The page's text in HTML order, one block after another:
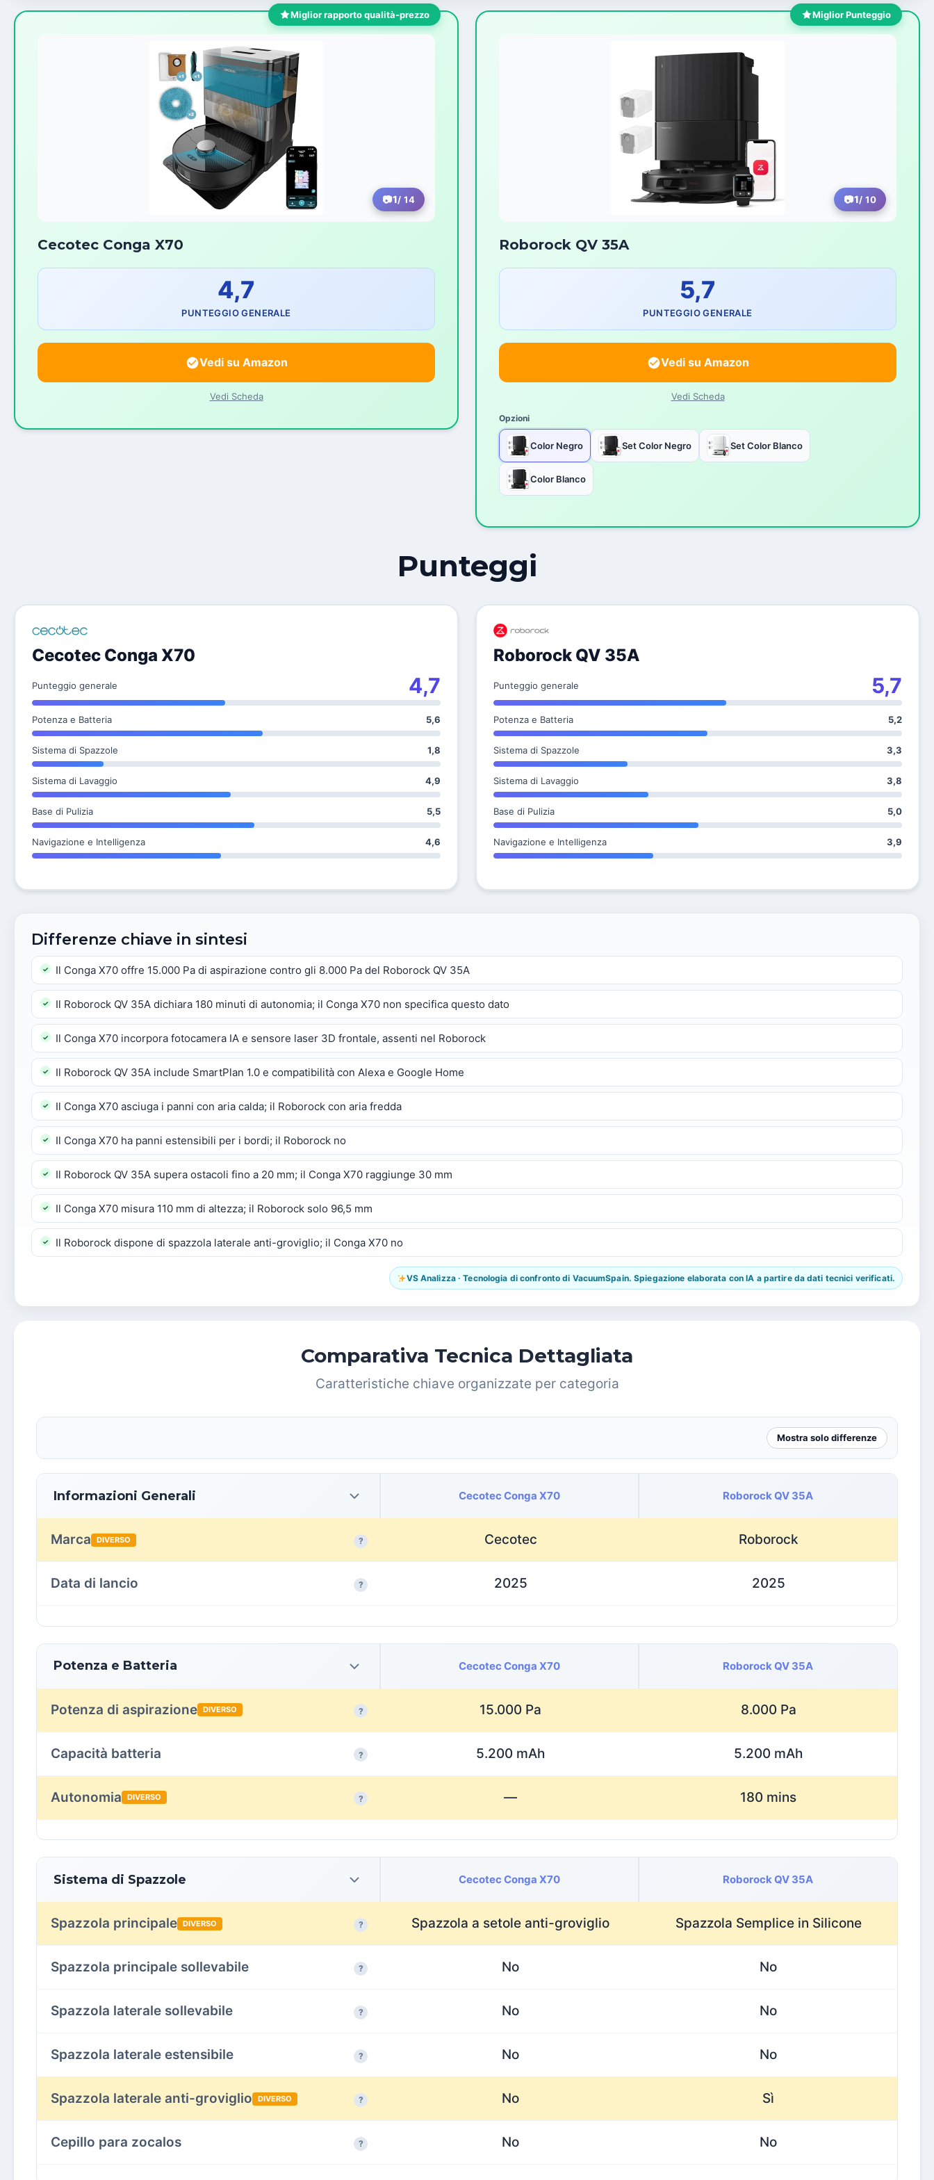
Miglior rapporto qualità-prezzo
1/ 14
Cecotec Conga X70
4,7
PUNTEGGIO GENERALE
Vedi su Amazon
Vedi Scheda
Miglior Punteggio
1/ 10
Roborock QV 35A
5,7
PUNTEGGIO GENERALE
Vedi su Amazon
Vedi Scheda
Opzioni
Color Negro Set Color Negro Set Color Blanco
Color Blanco
Punteggi
Cecotec Conga X70
Punteggio generale 4,7
Potenza e Batteria 5,6
Sistema di Spazzole 1,8
Sistema di Lavaggio 4,9
Base di Pulizia 5,5
Navigazione e Intelligenza 4,6
Roborock QV 35A
Punteggio generale 5,7
Potenza e Batteria 5,2
Sistema di Spazzole 3,3
Sistema di Lavaggio 3,8
Base di Pulizia 5,0
Navigazione e Intelligenza 3,9
Differenze chiave in sintesi
Il Conga X70 offre 15.000 Pa di aspirazione contro gli 8.000 Pa del Roborock QV 35A
Il Roborock QV 35A dichiara 180 minuti di autonomia; il Conga X70 non specifica questo dato
Il Conga X70 incorpora fotocamera IA e sensore laser 3D frontale, assenti nel Roborock
Il Roborock QV 35A include SmartPlan 1.0 e compatibilità con Alexa e Google Home
Il Conga X70 asciuga i panni con aria calda; il Roborock con aria fredda
Il Conga X70 ha panni estensibili per i bordi; il Roborock no
Il Roborock QV 35A supera ostacoli fino a 20 mm; il Conga X70 raggiunge 30 mm
Il Conga X70 misura 110 mm di altezza; il Roborock solo 96,5 mm
Il Roborock dispone di spazzola laterale anti-groviglio; il Conga X70 no
VS Analizza · Tecnologia di confronto di VacuumSpain. Spiegazione elaborata con IA a partire da dati tecnici verificati.
Comparativa Tecnica Dettagliata
Caratteristiche chiave organizzate per categoria
Mostra solo differenze
Informazioni Generali Cecotec Conga X70 Roborock QV 35A
Marca DIVERSO ? Cecotec Roborock
Data di lancio ? 2025 2025
Potenza e Batteria Cecotec Conga X70 Roborock QV 35A
Potenza di aspirazione DIVERSO ? 15.000 Pa 8.000 Pa
Capacità batteria ? 5.200 mAh 5.200 mAh
Autonomia DIVERSO ? — 180 mins
Sistema di Spazzole Cecotec Conga X70 Roborock QV 35A
Spazzola principale DIVERSO ? Spazzola a setole anti-groviglio Spazzola Semplice in Silicone
Spazzola principale sollevabile ? No No
Spazzola laterale sollevabile ? No No
Spazzola laterale estensibile ? No No
Spazzola laterale anti-groviglio DIVERSO ? No Sì
Cepillo para zocalos ? No No